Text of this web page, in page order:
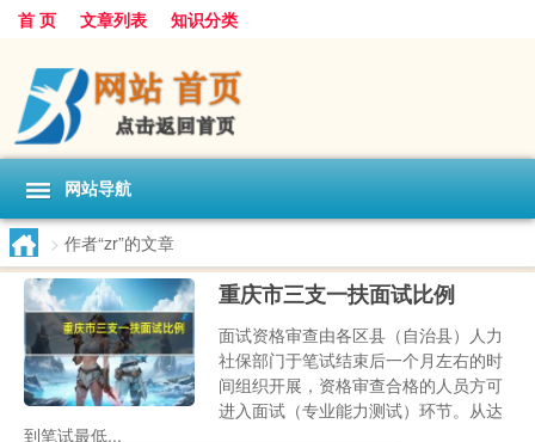
首 页 文章列表 知识分类
网站导航
> 作者“zr”的文章
重庆市三支一扶面试比例
面试资格审查由各区县（自治县）人力
社保部门于笔试结束后一个月左右的时
间组织开展，资格审查合格的人员方可
进入面试（专业能力测试）环节。从达
到笔试最低...